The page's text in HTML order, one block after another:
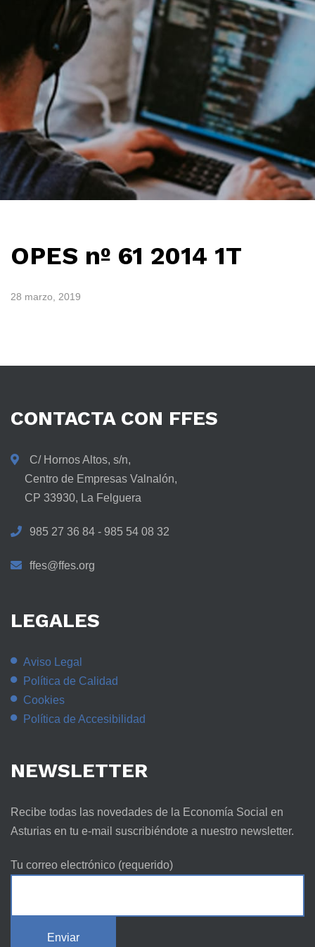
OPES nº 61 2014 1T
28 marzo, 2019
CONTACTA CON FFES
C/ Hornos Altos, s/n,
Centro de Empresas Valnalón,
CP 33930, La Felguera
985 27 36 84 - 985 54 08 32
ffes@ffes.org
LEGALES
Aviso Legal
Política de Calidad
Cookies
Política de Accesibilidad
NEWSLETTER
Recibe todas las novedades de la Economía Social en
Asturias en tu e-mail suscribiéndote a nuestro newsletter.
Tu correo electrónico (requerido)